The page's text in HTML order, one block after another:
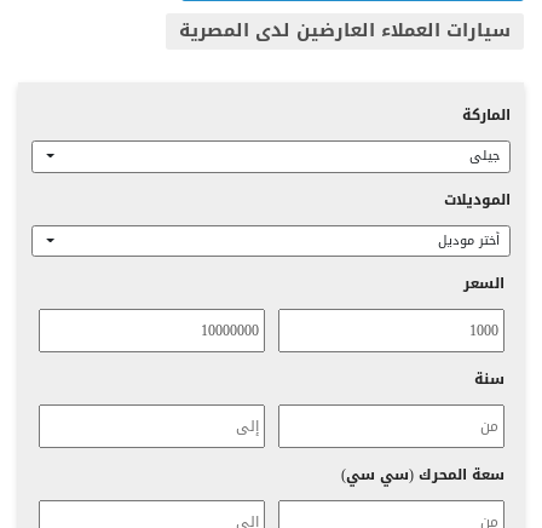
سيارات العملاء العارضين لدى المصرية
الماركة
جيلى
الموديلات
أختر موديل
السعر
سنة
سعة المحرك (سي سي)